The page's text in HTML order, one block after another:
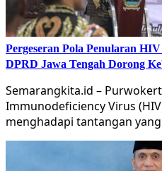
Pergeseran Pola Penularan
DPRD Jawa Tengah Dorong
Semarangkita.id –
Immunodeficiency Virus
menghadapi tantangan